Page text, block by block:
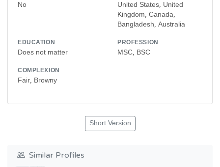
No
United States, United
Kingdom, Canada,
Bangladesh, Australia
EDUCATION
Does not matter
PROFESSION
MSC, BSC
COMPLEXION
Fair, Browny
Short Version
Similar Profiles